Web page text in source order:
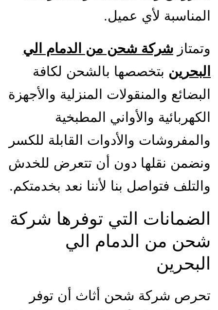
المناسبة لأي عميل.
وتمتاز شركة شحن من الدمام الي
البحرين بتخصصها بالشحن لكافة
البضائع والمنقولات المنزلية والأجهزة
الكهربائية والأواني المطبخية
والمفروشات والأدوات القابلة للكسر
ونضمن نقلها دون أن تتعرض للخدش
والتلف فتواصل بنا لأننا نعد بخدمتكم.
الضمانات التي توفرها شركة
شحن من الدمام الي
البحرين
تحرص شركة شحن أثاث أن توفر